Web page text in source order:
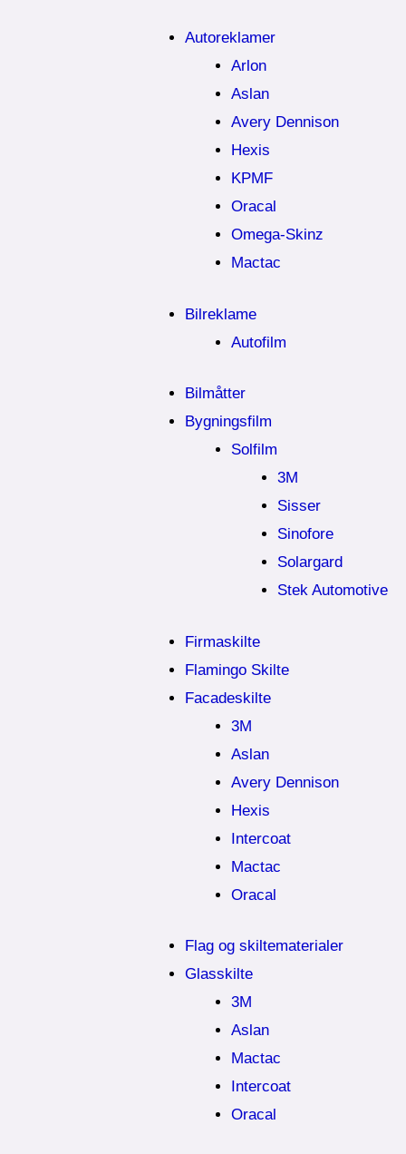
Autoreklamer
Arlon
Aslan
Avery Dennison
Hexis
KPMF
Oracal
Omega-Skinz
Mactac
Bilreklame
Autofilm
Bilmåtter
Bygningsfilm
Solfilm
3M
Sisser
Sinofore
Solargard
Stek Automotive
Firmaskilte
Flamingo Skilte
Facadeskilte
3M
Aslan
Avery Dennison
Hexis
Intercoat
Mactac
Oracal
Flag og skiltematerialer
Glasskilte
3M
Aslan
Mactac
Intercoat
Oracal